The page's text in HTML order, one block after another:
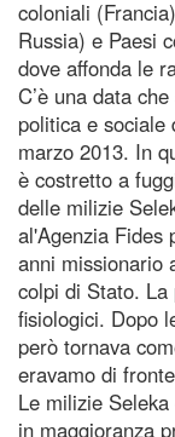
coloniali
Russia) e Paesi
dove affonda le
C’è una data
politica e sociale
marzo 2013. In
è costretto a
delle milizie
al'Agenzia Fides
anni missionario
colpi di Stato. La
fisiologici. Dopo
però tornava
eravamo di
Le milizie
in maggioranza